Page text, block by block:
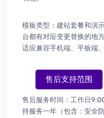
模板类型：建站套餐和演
台都有对应变更替换的地
适应兼容手机端、平板端、
售后支持范围
售后服务时间：工作日
持服务一年（包含：安全